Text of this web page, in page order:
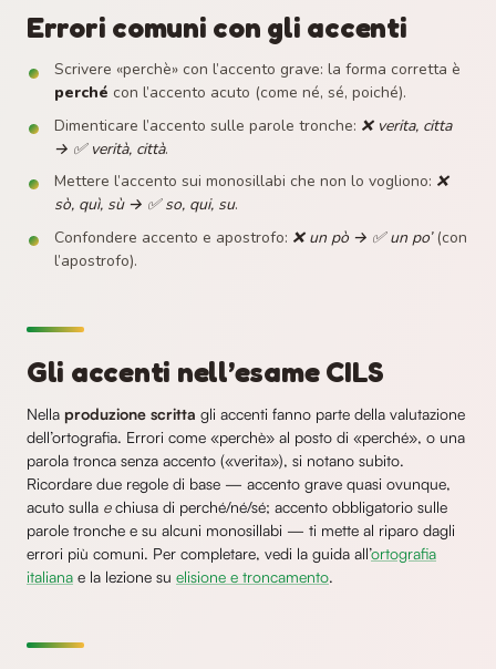
Errori comuni con gli accenti
Scrivere «perchè» con l’accento grave: la forma corretta è
perché con l’accento acuto (come né, sé, poiché).
Dimenticare l’accento sulle parole tronche: ❌ verita, citta
→ ✅ verità, città.
Mettere l’accento sui monosillabi che non lo vogliono: ❌
sò, quì, sù → ✅ so, qui, su.
Confondere accento e apostrofo: ❌ un pò → ✅ un po’(con
l’apostrofo).
Gli accenti nell’esame CILS
Nella produzione scritta gli accenti fanno parte della valutazione
dell’ortografia. Errori come «perchè» al posto di «perché», o una
parola tronca senza accento («verita»), si notano subito.
Ricordare due regole di base — accento grave quasi ovunque,
acuto sulla echiusa di perché/né/sé; accento obbligatorio sulle
parole tronche e su alcuni monosillabi — ti mette al riparo dagli
errori più comuni. Per completare, vedi la guida all’ortografia
italiana e la lezione su elisione e troncamento.